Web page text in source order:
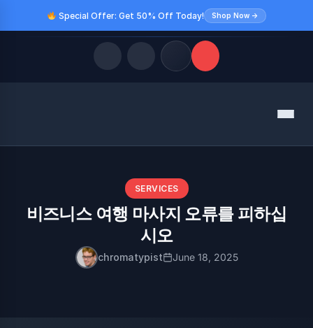
Special Offer: Get 50% Off Today! Shop Now →
Menu
SERVICES
비즈니스 여행 마사지 오류를 피하십
시오
chromatypist June 18, 2025